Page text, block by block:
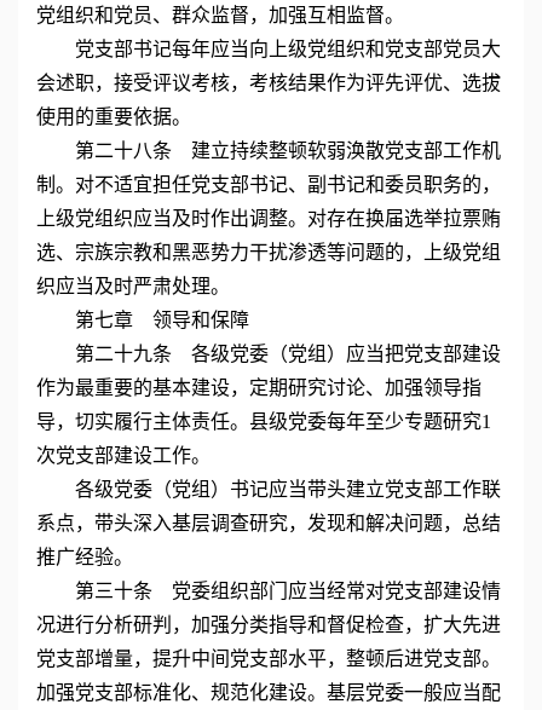
党组织和党员、群众监督，加强互相监督。
党支部书记每年应当向上级党组织和党支部党员大
会述职，接受评议考核，考核结果作为评先评优、选拔
使用的重要依据。
第二十八条 建立持续整顿软弱涣散党支部工作机
制。对不适宜担任党支部书记、副书记和委员职务的，
上级党组织应当及时作出调整。对存在换届选举拉票贿
选、宗族宗教和黑恶势力干扰渗透等问题的，上级党组
织应当及时严肃处理。
第七章 领导和保障
第二十九条 各级党委（党组）应当把党支部建设
作为最重要的基本建设，定期研究讨论、加强领导指
导，切实履行主体责任。县级党委每年至少专题研究1
次党支部建设工作。
各级党委（党组）书记应当带头建立党支部工作联
系点，带头深入基层调查研究，发现和解决问题，总结
推广经验。
第三十条 党委组织部门应当经常对党支部建设情
况进行分析研判，加强分类指导和督促检查，扩大先进
党支部增量，提升中间党支部水平，整顿后进党支部。
加强党支部标准化、规范化建设。基层党委一般应当配